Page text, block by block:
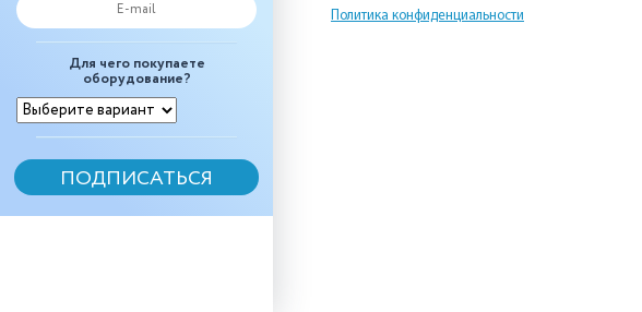
Для чего покупаете
оборудование?
Политика конфиденциальности